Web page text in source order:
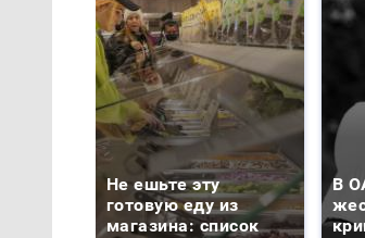
Не ешьте эту
готовую еду из
магазина: список
В